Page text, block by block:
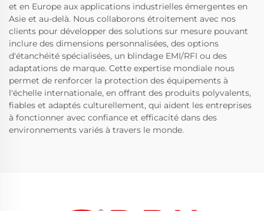
et en Europe aux applications industrielles émergentes en
Asie et au-delà. Nous collaborons étroitement avec nos
clients pour développer des solutions sur mesure pouvant
inclure des dimensions personnalisées, des options
d'étanchéité spécialisées, un blindage EMI/RFI ou des
adaptations de marque. Cette expertise mondiale nous
permet de renforcer la protection des équipements à
l'échelle internationale, en offrant des produits polyvalents,
fiables et adaptés culturellement, qui aident les entreprises
à fonctionner avec confiance et efficacité dans des
environnements variés à travers le monde.